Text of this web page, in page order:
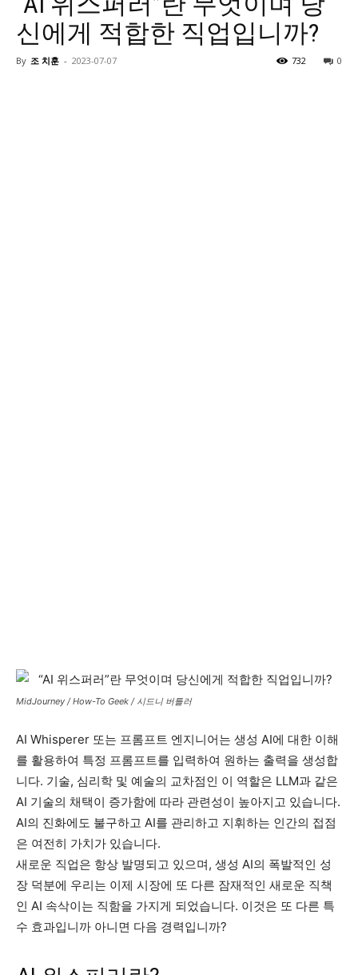
신에게 적합한 직업입니까?
By 조 치훈 - 2023-07-07 0
732
MidJourney / How-To Geek / 시드니 버틀러
AI Whisperer 또는 프롬프트 엔지니어는 생성 AI에 대한 이해
를 활용하여 특정 프롬프트를 입력하여 원하는 출력을 생성합
니다. 기술, 심리학 및 예술의 교차점인 이 역할은 LLM과 같은
AI 기술의 채택이 증가함에 따라 관련성이 높아지고 있습니다.
AI의 진화에도 불구하고 AI를 관리하고 지휘하는 인간의 접점
은 여전히 ​​가치가 있습니다.
새로운 직업은 항상 발명되고 있으며, 생성 AI의 폭발적인 성
장 덕분에 우리는 이제 시장에 또 다른 잠재적인 새로운 직책
인 AI 속삭이는 직함을 가지게 되었습니다. 이것은 또 다른 특
수 효과입니까 아니면 다음 경력입니까?